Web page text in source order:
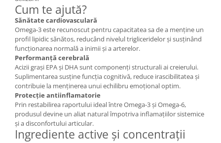
Cum te ajută?
Sănătate cardiovasculară
Omega-3 este recunoscut pentru capacitatea sa de a menține un
profil lipidic sănătos, reducând nivelul trigliceridelor și susținând
funcționarea normală a inimii și a arterelor.
Performanță cerebrală
Acizii grași EPA și DHA sunt componenți structurali ai creierului.
Suplimentarea susține funcția cognitivă, reduce irascibilitatea și
contribuie la menținerea unui echilibru emoțional optim.
Protecție antiinflamatorie
Prin restabilirea raportului ideal între Omega-3 și Omega-6,
produsul devine un aliat natural împotriva inflamațiilor sistemice
și a disconfortului articular.
Ingrediente active și concentrații